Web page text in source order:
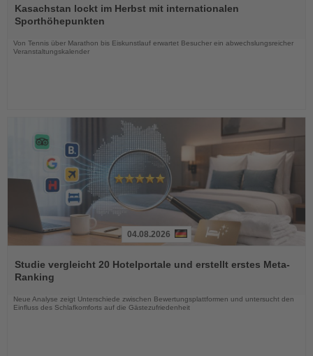
Sie
die
Nachrichten
Kasachstan lockt im Herbst mit internationalen
Sporthöhepunkten
Von Tennis über Marathon bis Eiskunstlauf erwartet Besucher ein abwechslungsreicher
Veranstaltungskalender
Sie
die
Nachrichten
04.08.2026
Studie vergleicht 20 Hotelportale und erstellt erstes Meta-
Ranking
Neue Analyse zeigt Unterschiede zwischen Bewertungsplattformen und untersucht den
Einfluss des Schlafkomforts auf die Gästezufriedenheit